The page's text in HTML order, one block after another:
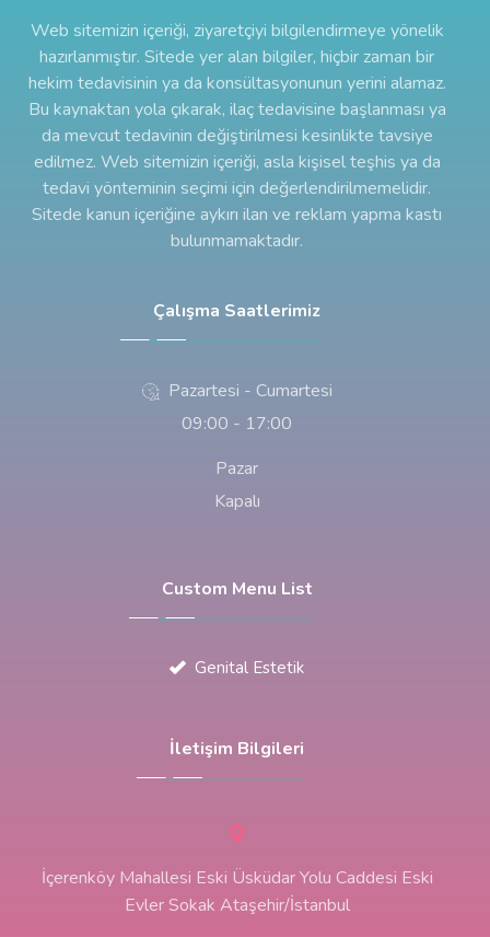
Web sitemizin içeriği, ziyaretçiyi bilgilendirmeye yönelik
hazırlanmıştır. Sitede yer alan bilgiler, hiçbir zaman bir
hekim tedavisinin ya da konsültasyonunun yerini alamaz.
Bu kaynaktan yola çıkarak, ilaç tedavisine başlanması ya
da mevcut tedavinin değiştirilmesi kesinlikte tavsiye
edilmez. Web sitemizin içeriği, asla kişisel teşhis ya da
tedavi yönteminin seçimi için değerlendirilmemelidir.
Sitede kanun içeriğine aykırı ilan ve reklam yapma kastı
bulunmamaktadır.
Çalışma Saatlerimiz
Pazartesi - Cumartesi
09:00 - 17:00
Pazar
Kapalı
Custom Menu List
Genital Estetik
İletişim Bilgileri
İçerenköy Mahallesi Eski Üsküdar Yolu Caddesi Eski
Evler Sokak Ataşehir/İstanbul